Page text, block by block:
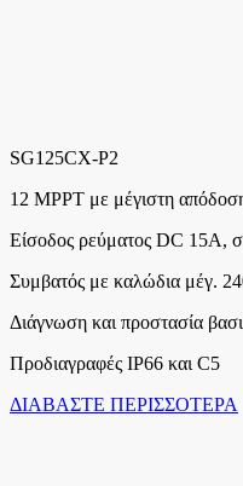
SG125CX-P2
12 MPPT με μέγιστη
Είσοδος ρεύματος DC 15A,
Συμβατός με καλώδια μέγ.
Διάγνωση και προστασία
Προδιαγραφές IP66 και C5
ΔΙΑΒΑΣΤΕ ΠΕΡΙΣΣΟΤΕΡΑ